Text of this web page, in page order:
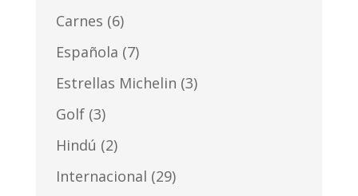
Carnes (6)
Española (7)
Estrellas Michelin (3)
Golf (3)
Hindú (2)
Internacional (29)